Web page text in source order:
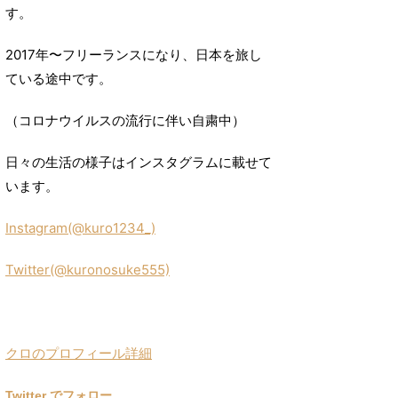
す。
2017年〜フリーランスになり、日本を旅し
ている途中です。
（コロナウイルスの流行に伴い自粛中）
日々の生活の様子はインスタグラムに載せて
います。
Instagram(@kuro1234_)
Twitter(@kuronosuke555)
クロのプロフィール詳細